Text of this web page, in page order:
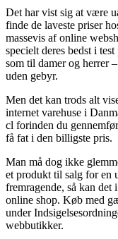
Det har vist sig at være
finde de laveste priser
massevis af online
specielt deres bedst i
som til damer og herrer
uden gebyr.
Men det kan trods alt
internet varehuse i
cl forinden du
få fat i den billigste pris.
Man må dog ikke
et produkt til salg for en
fremragende, så kan
online shop. Køb med
under
webbutikker.